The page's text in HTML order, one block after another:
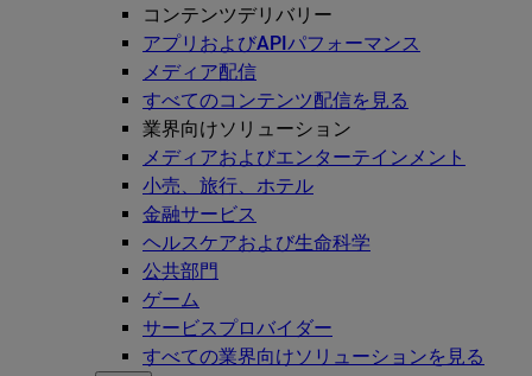
コンテンツデリバリー
アプリおよびAPIパフォーマンス
メディア配信
すべてのコンテンツ配信を見る
業界向けソリューション
メディアおよびエンターテインメント
小売、旅行、ホテル
金融サービス
ヘルスケアおよび生命科学
公共部門
ゲーム
サービスプロバイダー
すべての業界向けソリューションを見る